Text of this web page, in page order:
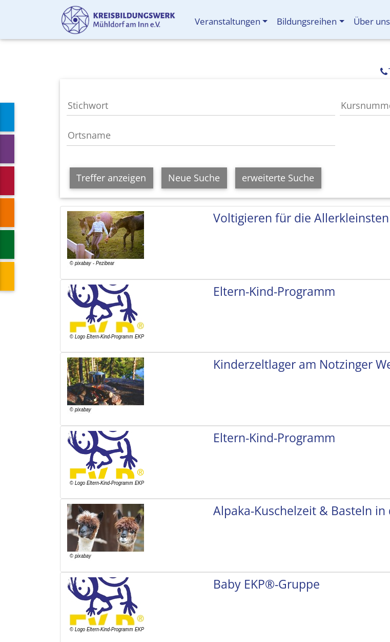
Veranstaltungen Bildungsreihen Über uns
Treffer anzeigen Neue Suche erweiterte Suche
Voltigieren für die Allerkleinsten
Eltern-Kind-Programm
Kinderzeltlager am Notzinger
Eltern-Kind-Programm
Alpaka-Kuschelzeit & Basteln
Baby EKP®-Gruppe